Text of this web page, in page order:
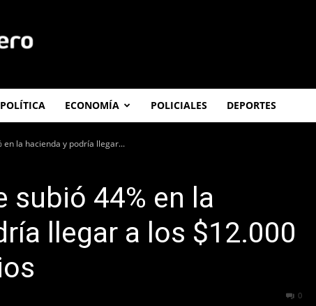
POLÍTICA ECONOMÍA POLICIALES DEPORTES
en la hacienda y podría llegar...
subió 44% en la
llegar a los $12.000
0